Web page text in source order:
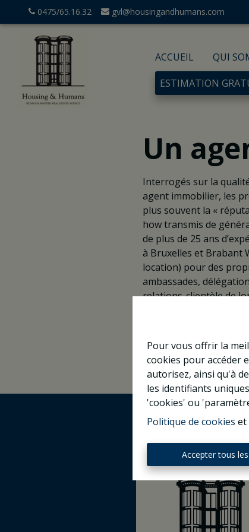
Pour vous offrir la
cookies pour accéder
autorisez, ainsi qu'à
les identifiants
'cookies' ou
Politique de cookies et
Accepter tous
0475/65.16.32 gvl@housingandhumans.com
ACCUEIL QUI
ESTIMATION
Un
Interrogés sur la
agent immobilier, les
plus souvent la «
how transmis de
de plus de 25 ans
à Bruxelles et Brabant
location) pour des
ambassades,
relations-clientèle de